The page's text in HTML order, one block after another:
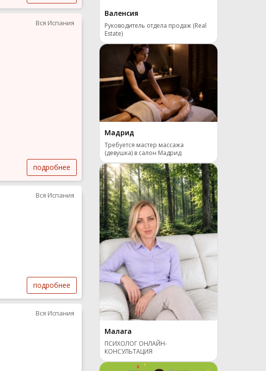
Вся Испания
подробнее
Вся Испания
подробнее
Вся Испания
Валенсия
Руководитель отдела продаж (Real
Estate)
Мадрид
Требуется мастер массажа
(девушка) в салон Мадрид
Малага
ПСИХОЛОГ ОНЛАЙН-
КОНСУЛЬТАЦИЯ